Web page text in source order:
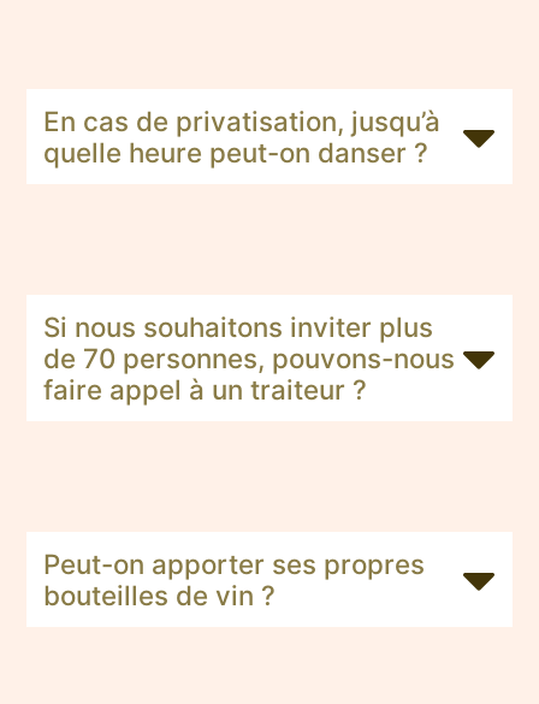
En cas de privatisation, jusqu’à
quelle heure peut-on danser ?
Si nous souhaitons inviter plus
de 70 personnes, pouvons-nous
faire appel à un traiteur ?
Peut-on apporter ses propres
bouteilles de vin ?